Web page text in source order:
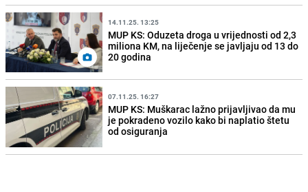
14.11.25. 13:25
MUP KS: Oduzeta droga u vrijednosti od 2,3
miliona KM, na liječenje se javljaju od 13 do
20 godina
07.11.25. 16:27
MUP KS: Muškarac lažno prijavljivao da mu
je pokradeno vozilo kako bi naplatio štetu
od osiguranja